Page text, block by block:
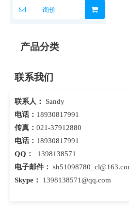
询价
产品分类
联系我们
联系人：
Sandy
电话： 18930817991
传真： 021-37912880
电话： 18930817991
QQ： 1398138571
电子邮件：
Skype： 1398138571@qq.com